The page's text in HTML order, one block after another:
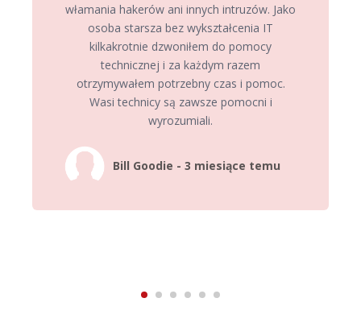
włamania hakerów ani innych intruzów. Jako
osoba starsza bez wykształcenia IT
kilkakrotnie dzwoniłem do pomocy
technicznej i za każdym razem
otrzymywałem potrzebny czas i pomoc.
Wasi technicy są zawsze pomocni i
wyrozumiali.
Bill Goodie - 3 miesiące temu